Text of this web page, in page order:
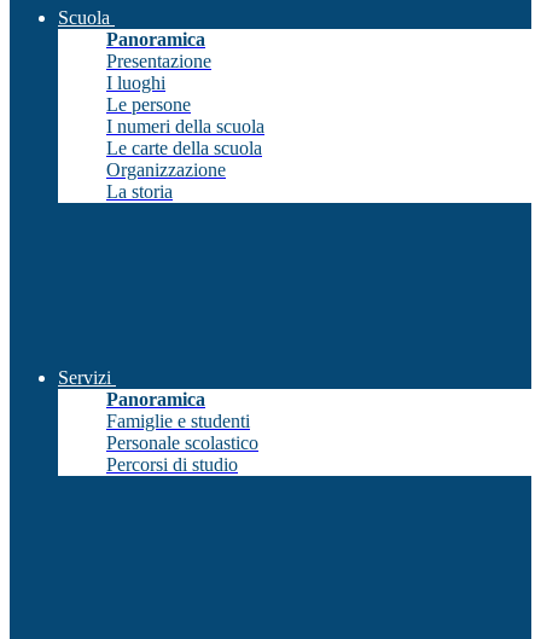
Scuola
Panoramica
Presentazione
I luoghi
Le persone
I numeri della scuola
Le carte della scuola
Organizzazione
La storia
Servizi
Panoramica
Famiglie e studenti
Personale scolastico
Percorsi di studio